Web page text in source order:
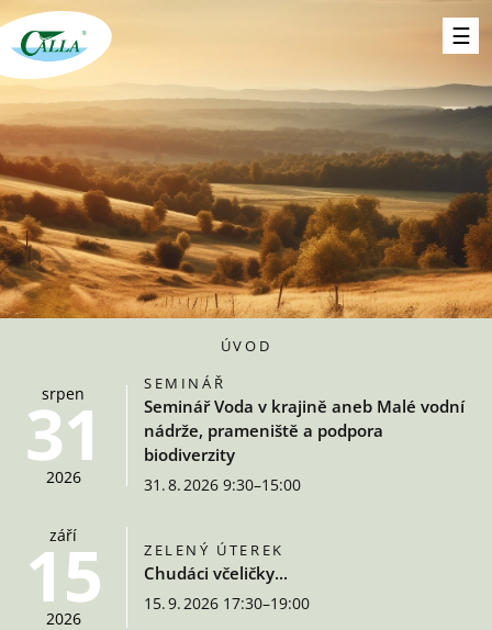
ÚVOD
srpen
31
2026
SEMINÁŘ
Seminář Voda v krajině aneb Malé vodní
nádrže, prameniště a podpora
biodiverzity
31. 8. 2026 9:30–15:00
září
15
2026
ZELENÝ ÚTEREK
Chudáci včeličky...
15. 9. 2026 17:30–19:00